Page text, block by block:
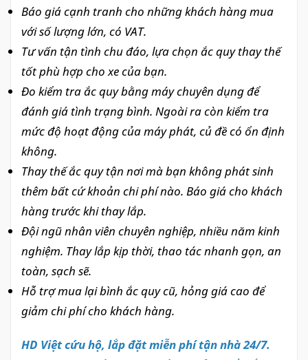
Báo giá cạnh tranh cho những khách hàng mua
với số lượng lớn, có VAT.
Tư vấn tận tình chu đáo, lựa chọn ắc quy thay thế
tốt phù hợp cho xe của bạn.
Đo kiểm tra ắc quy bằng máy chuyên dụng để
đánh giá tình trạng bình. Ngoài ra còn kiểm tra
mức độ hoạt động của máy phát, củ đề có ổn định
không.
Thay thế ắc quy tận nơi mà bạn không phát sinh
thêm bất cứ khoản chi phí nào. Báo giá cho khách
hàng trước khi thay lắp.
Đội ngũ nhân viên chuyên nghiệp, nhiều năm kinh
nghiệm. Thay lắp kịp thời, thao tác nhanh gọn, an
toàn, sạch sẽ.
Hỗ trợ mua lại bình ắc quy cũ, hỏng giá cao để
giảm chi phí cho khách hàng.
HD Việt cứu hộ, lắp đặt miễn phí tận nhà 24/7.